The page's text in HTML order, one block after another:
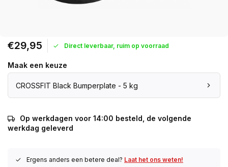
€29,95 Direct leverbaar, ruim op voorraad
Maak een keuze
CROSSFIT Black Bumperplate - 5 kg
Op werkdagen voor 14:00 besteld, de volgende
werkdag geleverd
Ergens anders een betere deal? Laat het ons weten!